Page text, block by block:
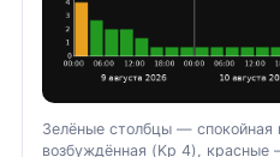
Зелёные столбцы —
возбуждённая (Kp 4), красные